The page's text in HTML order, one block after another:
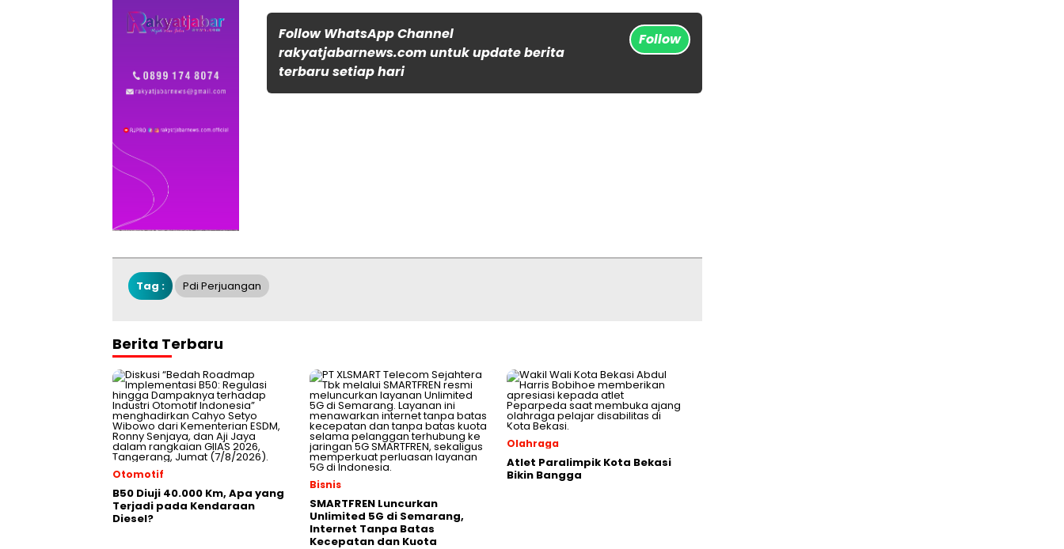
Follow WhatsApp Channel
rakyatjabarnews.com untuk update berita
terbaru setiap hari
Follow
Tag : Pdi Perjuangan
Berita Terbaru
Otomotif
B50 Diuji 40.000 Km, Apa yang
Terjadi pada Kendaraan
Diesel?
Bisnis
SMARTFREN Luncurkan
Unlimited 5G di Semarang,
Internet Tanpa Batas
Kecepatan dan Kuota
Olahraga
Atlet Paralimpik Kota Bekasi
Bikin Bangga